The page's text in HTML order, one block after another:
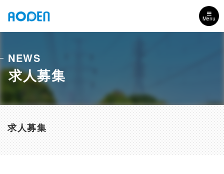
Menu
求人募集
NEWS
求人募集